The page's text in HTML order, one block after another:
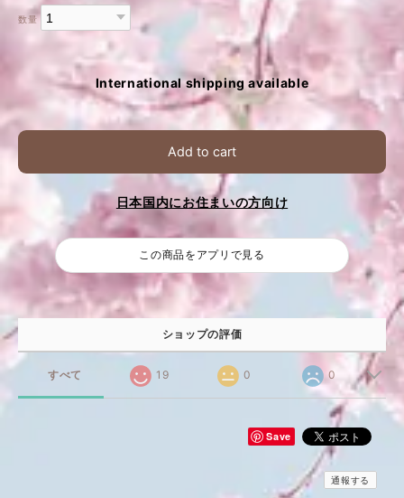
数量
International shipping available
Add to cart
日本国内にお住まいの方向け
この商品をアプリで見る
ショップの評価
すべて 19 0 0
Save
通報する